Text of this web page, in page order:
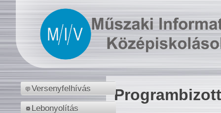
Versenyfelhívás
Lebonyolítás